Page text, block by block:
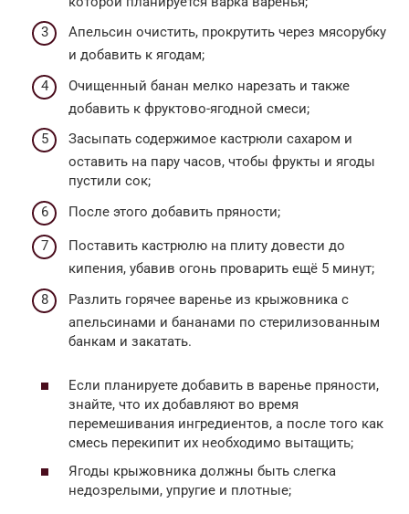
Апельсин очистить, прокрутить через мясорубку
и добавить к ягодам;
Очищенный банан мелко нарезать и также
добавить к фруктово-ягодной смеси;
Засыпать содержимое кастрюли сахаром и
оставить на пару часов, чтобы фрукты и ягоды
пустили сок;
После этого добавить пряности;
Поставить кастрюлю на плиту довести до
кипения, убавив огонь проварить ещё 5 минут;
Разлить горячее варенье из крыжовника с
апельсинами и бананами по стерилизованным
банкам и закатать.
Если планируете добавить в варенье пряности,
знайте, что их добавляют во время
перемешивания ингредиентов, а после того как
смесь перекипит их необходимо вытащить;
Ягоды крыжовника должны быть слегка
недозрелыми, упругие и плотные;